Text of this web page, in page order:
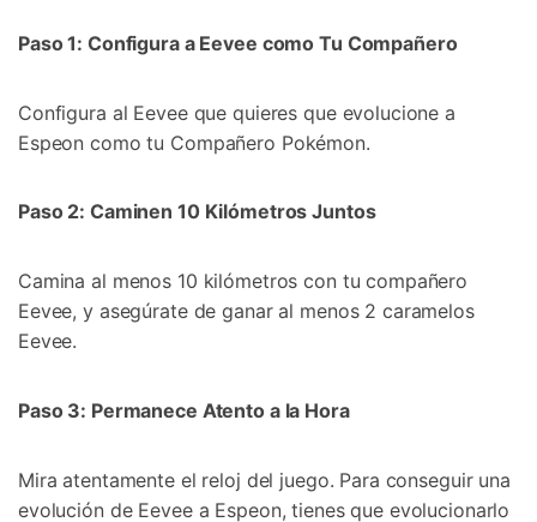
Paso 1: Configura a Eevee como Tu Compañero
Configura al Eevee que quieres que evolucione a
Espeon como tu Compañero Pokémon.󠀲󠀡󠀨󠀠󠀢󠀣󠀣󠀦󠀣󠀳
Paso 2: Caminen 10 Kilómetros Juntos
Camina al menos 10 kilómetros con tu compañero
Eevee, y asegúrate de ganar al menos 2 caramelos
Eevee.󠀲󠀡󠀨󠀠󠀢󠀣󠀣󠀦󠀥󠀳
Paso 3: Permanece Atento a la Hora
Mira atentamente el reloj del juego.󠀲󠀡󠀨󠀠󠀢󠀣󠀣󠀦󠀧󠀳󠀰 Para conseguir una
evolución de Eevee a Espeon, tienes que evolucionarlo